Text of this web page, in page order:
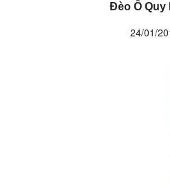
Đèo Ô Quy
24/01/